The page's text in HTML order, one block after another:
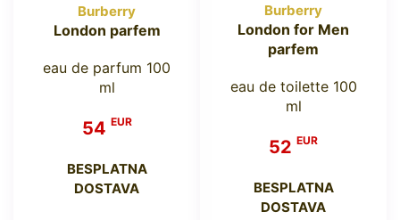
Burberry
London parfem
eau de parfum 100
ml
54 EUR
BESPLATNA
DOSTAVA
Burberry
London for Men
parfem
eau de toilette 100
ml
52 EUR
BESPLATNA
DOSTAVA